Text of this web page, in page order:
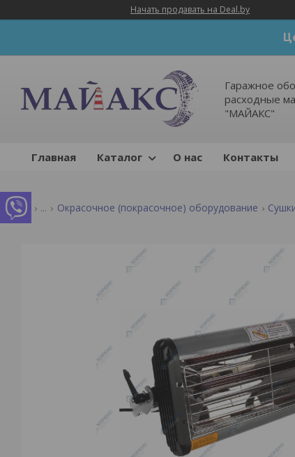
Начать продавать на Deal.by
Гаражное
расходные
"МАЙАКС"
Главная Каталог О нас Контакты
... Окрасочное (покрасочное) оборудование